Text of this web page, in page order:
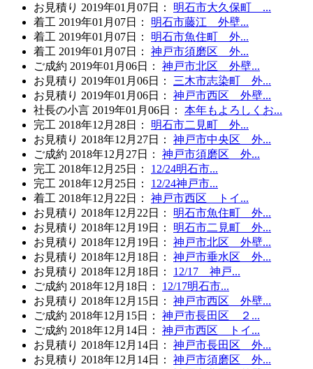
お見積り 2019年01月07日 ：
明石市大久保町 ...
着工 2019年01月07日 ：
明石市藤江 外壁...
着工 2019年01月07日 ：
明石市魚住町 外...
着工 2019年01月07日 ：
神戸市須磨区 外...
ご成約 2019年01月06日 ：
神戸市北区 外壁...
お見積り 2019年01月06日 ：
三木市志染町 外...
お見積り 2019年01月06日 ：
神戸市西区 外壁...
社長の小言 2019年01月06日 ：
本年もよろしくお...
完工 2018年12月28日 ：
明石市二見町 外...
お見積り 2018年12月27日 ：
神戸市中央区 外...
ご成約 2018年12月27日 ：
神戸市須磨区 外...
完工 2018年12月25日 ：
12/24明石市...
完工 2018年12月25日 ：
12/24神戸市...
着工 2018年12月22日 ：
神戸市西区 トイ...
お見積り 2018年12月22日 ：
明石市魚住町 外...
お見積り 2018年12月19日 ：
明石市二見町 外...
お見積り 2018年12月19日 ：
神戸市北区 外壁...
お見積り 2018年12月18日 ：
神戸市垂水区 外...
お見積り 2018年12月18日 ：
12/17 神戸...
ご成約 2018年12月18日 ：
12/17明石市...
お見積り 2018年12月15日 ：
神戸市西区 外壁...
ご成約 2018年12月15日 ：
神戸市長田区 ２...
ご成約 2018年12月14日 ：
神戸市西区 トイ...
お見積り 2018年12月14日 ：
神戸市長田区 外...
お見積り 2018年12月14日 ：
神戸市須磨区 外...